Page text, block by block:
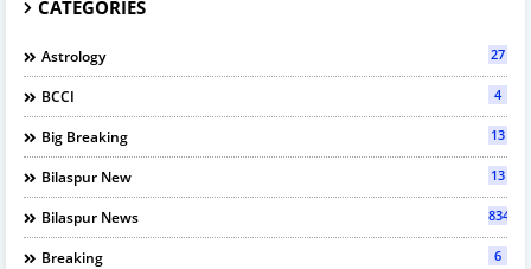
CATEGORIES
Astrology 27
BCCI 4
Big Breaking 13
Bilaspur New 13
Bilaspur News 834
Breaking 6